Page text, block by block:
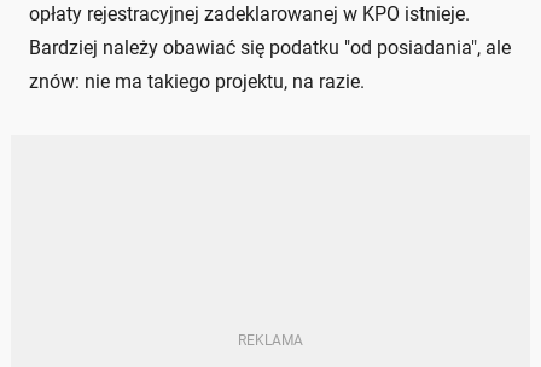
opłaty rejestracyjnej zadeklarowanej w KPO istnieje.
Bardziej należy obawiać się podatku "od posiadania", ale
znów: nie ma takiego projektu, na razie.